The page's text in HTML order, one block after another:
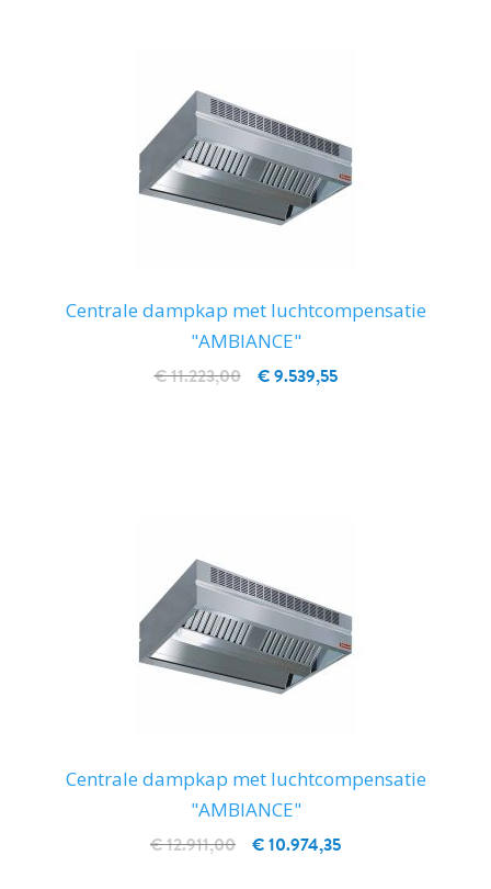
Centrale dampkap met luchtcompensatie
"AMBIANCE"
€ 9.539,55
€ 11.223,00
Centrale dampkap met luchtcompensatie
"AMBIANCE"
€ 10.974,35
€ 12.911,00